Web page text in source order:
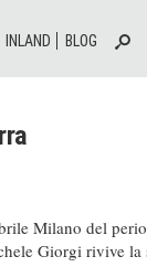
INLAND BLOG
Milano del
Giorgi rivive la